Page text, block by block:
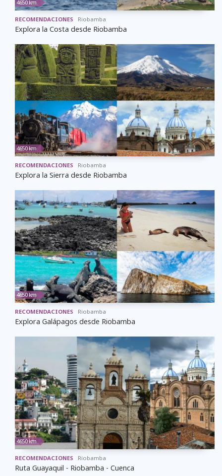
4650 km
RECOMENDACIONES Riobamba
Explora la Costa desde Riobamba
4650 km
RECOMENDACIONES Riobamba
Explora la Sierra desde Riobamba
4650 km
RECOMENDACIONES Riobamba
Explora Galápagos desde Riobamba
4650 km
RECOMENDACIONES Riobamba
Ruta Guayaquil - Riobamba - Cuenca